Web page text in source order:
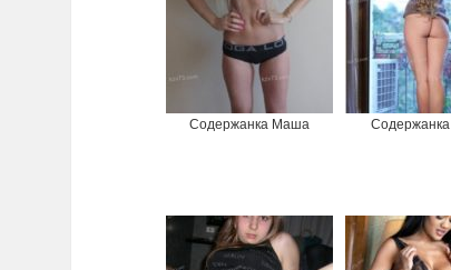
Содержанка Маша